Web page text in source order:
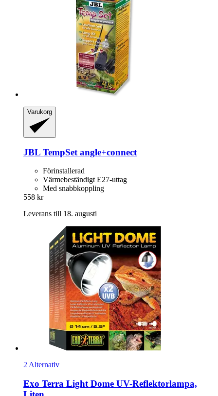
Varukorg
JBL TempSet angle+connect
Förinstallerad
Värmebeständigt E27-uttag
Med snabbkoppling
558 kr
Leverans till 18. augusti
2 Alternativ
Exo Terra Light Dome UV-​Reflektorlampa,